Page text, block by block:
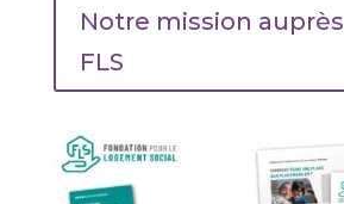
Notre mission
FLS